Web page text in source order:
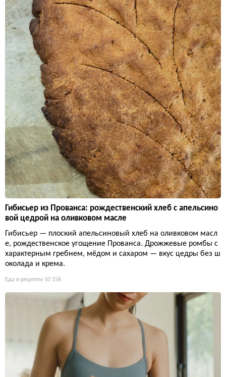
Гибисьер из Прованса: рождественский хлеб с апельсино
вой цедрой на оливковом масле
Гибисьер — плоский апельсиновый хлеб на оливковом масл
е, рождественское угощение Прованса. Дрожжевые ромбы с
характерным гребнем, мёдом и сахаром — вкус цедры без ш
околада и крема.
Еда и рецепты 10 156